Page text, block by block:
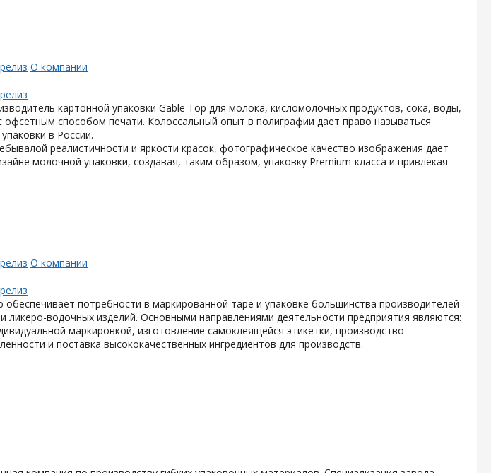
О компании
картонной упаковки Gable Top для молока, кисломолочных продуктов, сока, воды,
офсетным способом печати. Колоссальный опыт в полиграфии дает право называться
в России.
реалистичности и яркости красок, фотографическое качество изображения дает
молочной упаковки, создавая, таким образом, упаковку Premium-класса и привлекая
О компании
потребности в маркированной таре и упаковке большинства производителей
водочных изделий. Основными направлениями деятельности предприятия являются:
маркировкой, изготовление самоклеящейся этикетки, производство
и поставка высококачественных ингредиентов для производств.